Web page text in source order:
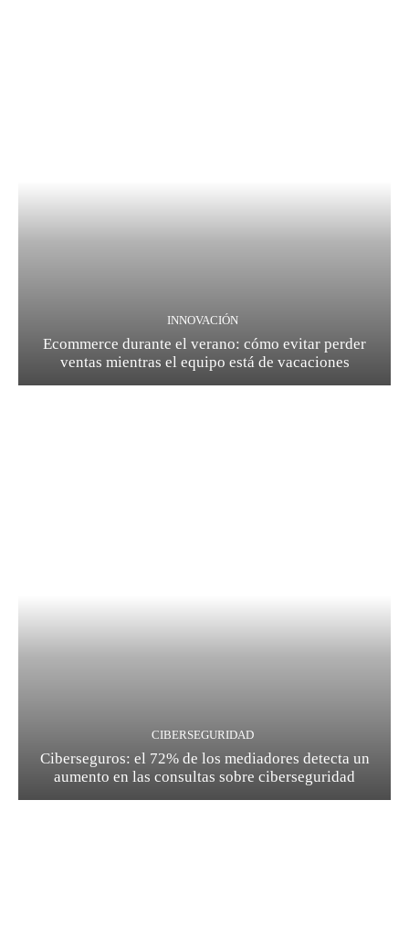
INNOVACIÓN
Ecommerce durante el verano: cómo evitar perder
ventas mientras el equipo está de vacaciones
CIBERSEGURIDAD
Ciberseguros: el 72% de los mediadores detecta un
aumento en las consultas sobre ciberseguridad